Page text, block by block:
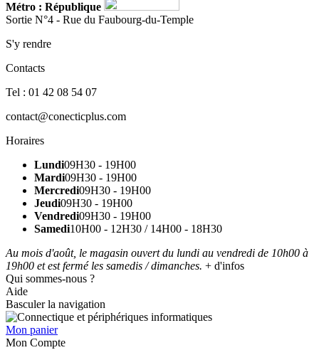
Métro : République
Sortie N°4 - Rue du Faubourg-du-Temple
S'y rendre
Contacts
Tel : 01 42 08 54 07
contact@conecticplus.com
Horaires
Lundi09H30 - 19H00
Mardi09H30 - 19H00
Mercredi09H30 - 19H00
Jeudi09H30 - 19H00
Vendredi09H30 - 19H00
Samedi10H00 - 12H30 / 14H00 - 18H30
Au mois d'août, le magasin ouvert du lundi au vendredi de 10h00 à
19h00 et est fermé les samedis / dimanches. + d'infos
Qui sommes-nous ?
Aide
Basculer la navigation
Mon panier
Mon Compte